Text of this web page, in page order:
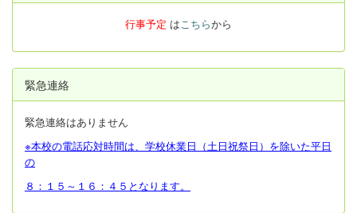
行事予定 は こちらから
緊急連絡
緊急連絡はありません
※本校の電話応対時間は、学校休業日（土日祝祭日）を除いた平日
の
８：１５～１６：４５となります。